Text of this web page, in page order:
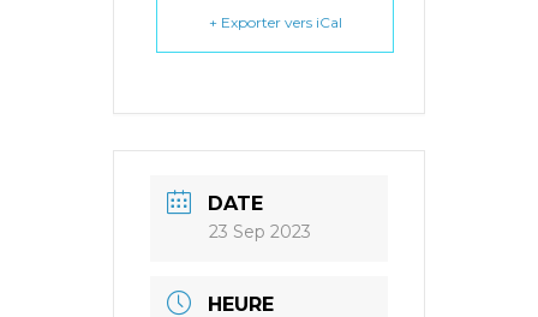
+ Exporter vers iCal
DATE
23 Sep 2023
HEURE